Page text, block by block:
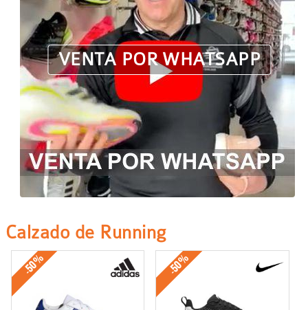
VENTA POR WHATSAPP
Calzado de Running
-50% -50%